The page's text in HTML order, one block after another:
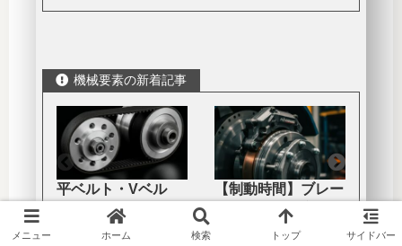
荷重】
計ポイント
機械要素の新着記事
平ベルト・Vベル
ト・タイミングベル
ト・丸ベルトの違い
【制動時間】ブレー
キの機能と選定ポイ
ント【制動ブレーキ
断
夫
メニュー ホーム 検索 トップ サイドバー